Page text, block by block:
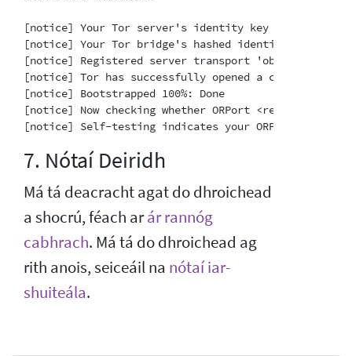
[notice] Your Tor server's identity key fingerprint is
[notice] Your Tor bridge's hashed identity key
[notice] Registered server transport 'obfs4' at
[notice] Tor has successfully opened a circuit.
[notice] Bootstrapped 100%: Done
[notice] Now checking whether ORPort
7. Nótaí Deiridh
Má tá deacracht agat do dhroichead
a shocrú, féach arár rannóg
cabhrach. Má tá do dhroichead ag
rith anois, seiceáil na nótaí iar-
shuiteála.